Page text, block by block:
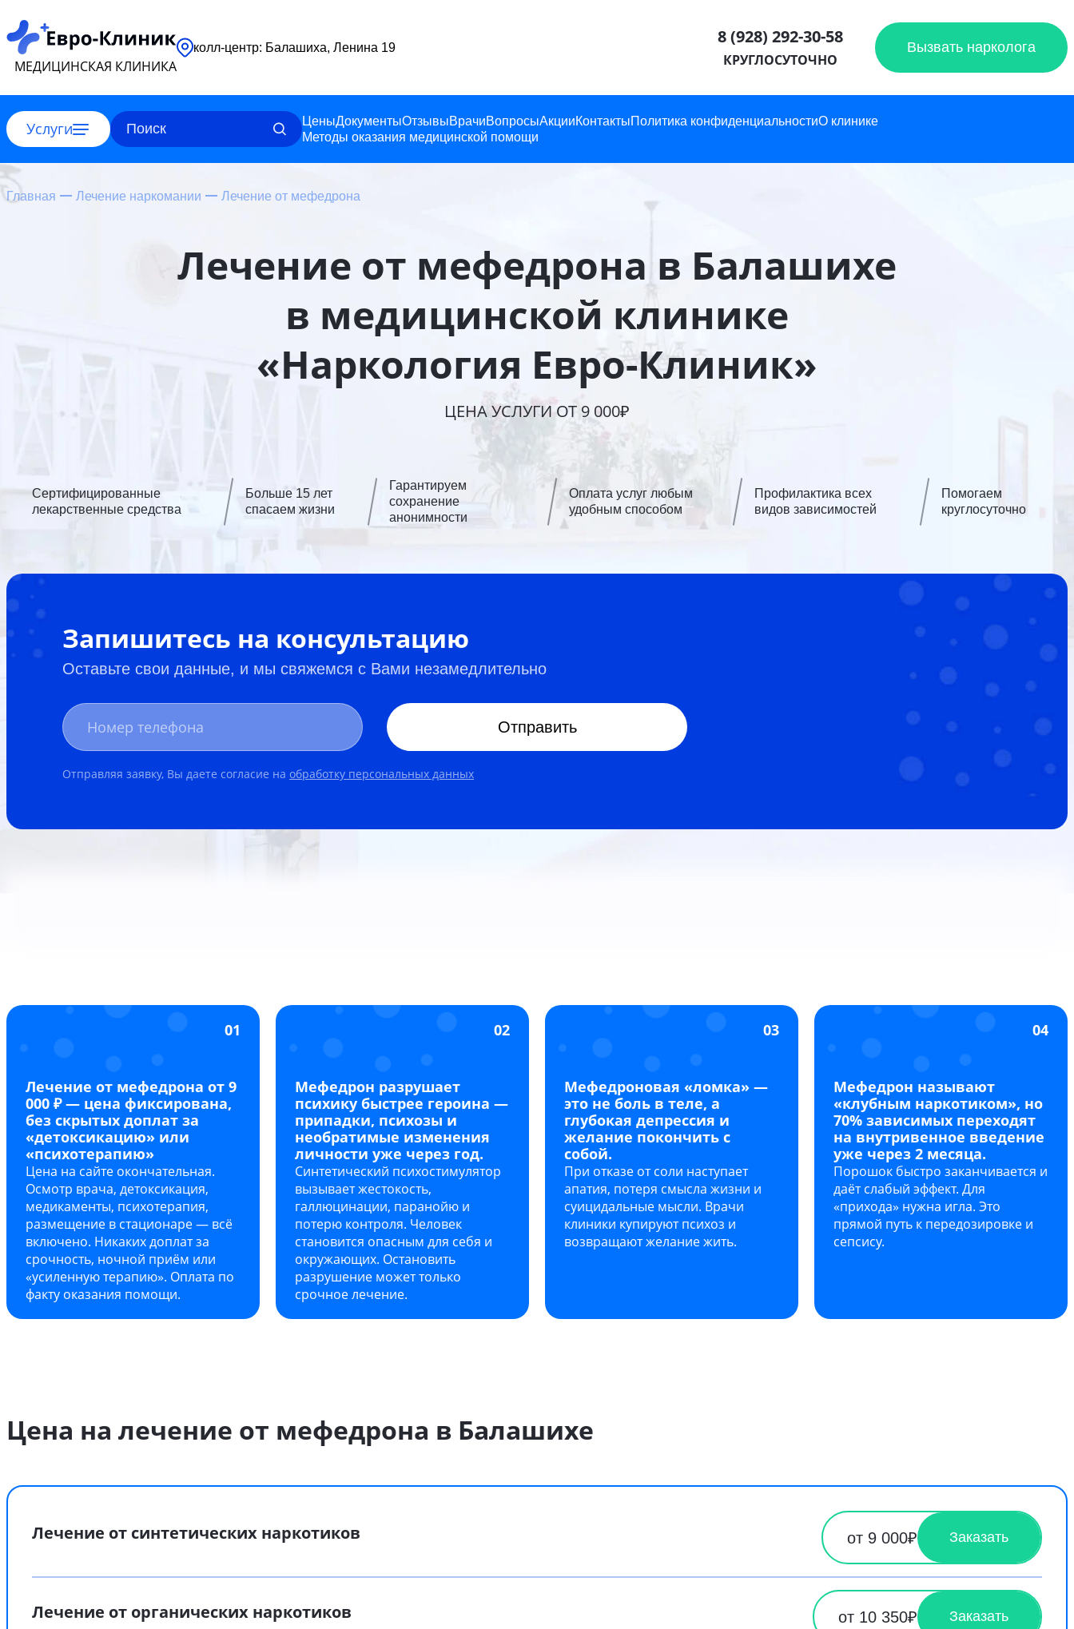
МЕДИЦИНСКАЯ КЛИНИКА
колл-центр: Балашиха, Ленина 19 8 (928) 292-30-58
КРУГЛОСУТОЧНО
Вызвать нарколога
Услуги ЦеныДокументыОтзывыВрачиВопросыАкцииКонтактыПолитика конфиденциальностиО клинике
Методы оказания медицинской помощи
Главная Лечение наркомании Лечение от мефедрона
Лечение от мефедрона в Балашихе
в медицинской клинике
«Наркология Евро-Клиник»
ЦЕНА УСЛУГИ ОТ 9 000₽
Сертифицированные
лекарственные средства
Больше 15 лет
спасаем жизни
Гарантируем
сохранение
анонимности
Оплата услуг любым
удобным способом
Профилактика всех
видов зависимостей
Помогаем
круглосуточно
Запишитесь на консультацию
Оставьте свои данные, и мы свяжемся с Вами незамедлительно
Отправить
Отправляя заявку, Вы даете согласие на обработку персональных данных
01
Лечение от мефедрона от 9
000 ₽ — цена фиксирована,
без скрытых доплат за
«детоксикацию» или
«психотерапию»
Цена на сайте окончательная.
Осмотр врача, детоксикация,
медикаменты, психотерапия,
размещение в стационаре — всё
включено. Никаких доплат за
срочность, ночной приём или
«усиленную терапию». Оплата по
факту оказания помощи.
02
Мефедрон разрушает
психику быстрее героина —
припадки, психозы и
необратимые изменения
личности уже через год.
Синтетический психостимулятор
вызывает жестокость,
галлюцинации, паранойю и
потерю контроля. Человек
становится опасным для себя и
окружающих. Остановить
разрушение может только
срочное лечение.
03
Мефедроновая «ломка» —
это не боль в теле, а
глубокая депрессия и
желание покончить с
собой.
При отказе от соли наступает
апатия, потеря смысла жизни и
суицидальные мысли. Врачи
клиники купируют психоз и
возвращают желание жить.
04
Мефедрон называют
«клубным наркотиком», но
70% зависимых переходят
на внутривенное введение
уже через 2 месяца.
Порошок быстро заканчивается и
даёт слабый эффект. Для
«прихода» нужна игла. Это
прямой путь к передозировке и
сепсису.
Цена на лечение от мефедрона в Балашихе
Лечение от синтетических наркотиков от 9 000₽ Заказать
Лечение от органических наркотиков от 10 350₽ Заказать